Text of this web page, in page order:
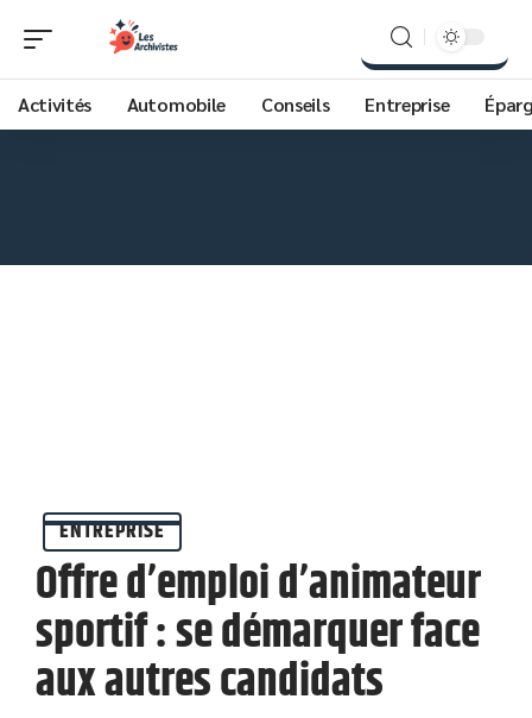
Activités Automobile Conseils Entreprise
ENTREPRISE
Offre d’emploi d’animateur
sportif : se démarquer face
aux autres candidats